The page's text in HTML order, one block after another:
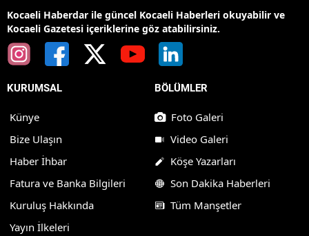
Kocaeli Haberdar ile güncel Kocaeli Haberleri okuyabilir ve
Kocaeli Gazetesi içeriklerine göz atabilirsiniz.
KURUMSAL
Künye
Bize Ulaşın
Haber İhbar
Fatura ve Banka Bilgileri
Kuruluş Hakkında
Yayın İlkeleri
BÖLÜMLER
Foto Galeri
Video Galeri
Köşe Yazarları
Son Dakika Haberleri
Tüm Manşetler